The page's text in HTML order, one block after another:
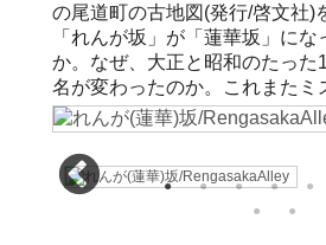
の尾道町の古地図(発行/啓文社)
「れんが坂」が「蓮華坂」に
か。なぜ、大正と昭和のたった
名が変わったのか。これまたミ